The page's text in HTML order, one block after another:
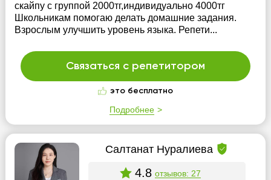
скайпу с группой 2000тг,индивидуально 4000тг
Школьникам помогаю делать домашние задания.
Взрослым улучшить уровень языка. Репети...
Связаться с репетитором
это бесплатно
Подробнее
Салтанат Нуралиева
4.8 отзывов: 27